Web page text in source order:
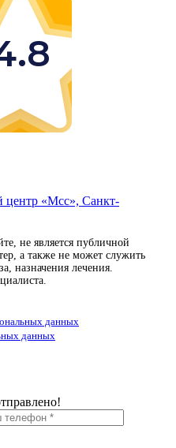
не является публичной
а также не может служить
назначения лечения.
данных
данных